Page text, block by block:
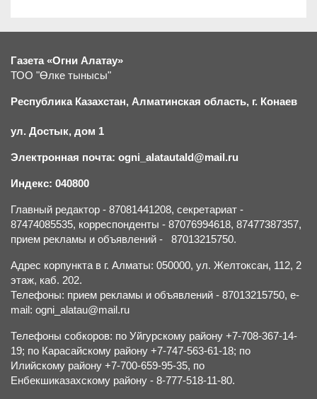
Газета «Огни Алатау»
ТОО "Өлке тынысы"
Республика Казахстан, Алматинская область, г. Конаев
ул. Достык, дом 1
Электронная почта: ogni_alatautald@mail.ru
Индекс: 040800
Главный редактор - 87081441208, секретариат -
87474085535, корреспонденты - 87076994618, 87477387357,
прием рекламы и объявлений - 87013215750.
Адрес корпункта в г. Алматы: 050000, ул. Желтоксан, 112, 2
этаж, каб. 202.
Телефоны: прием рекламы и объявлений - 87013215750, e-
mail: ogni_alatau@mail.ru
Телефоны собкоров: по Уйгурскому району +7-708-367-14-
19; по Карасайскому району +7-747-563-61-18; по
Илийскому району +7-700-659-95-35, по
Енбекшиказахскому району - 8-777-518-11-80.